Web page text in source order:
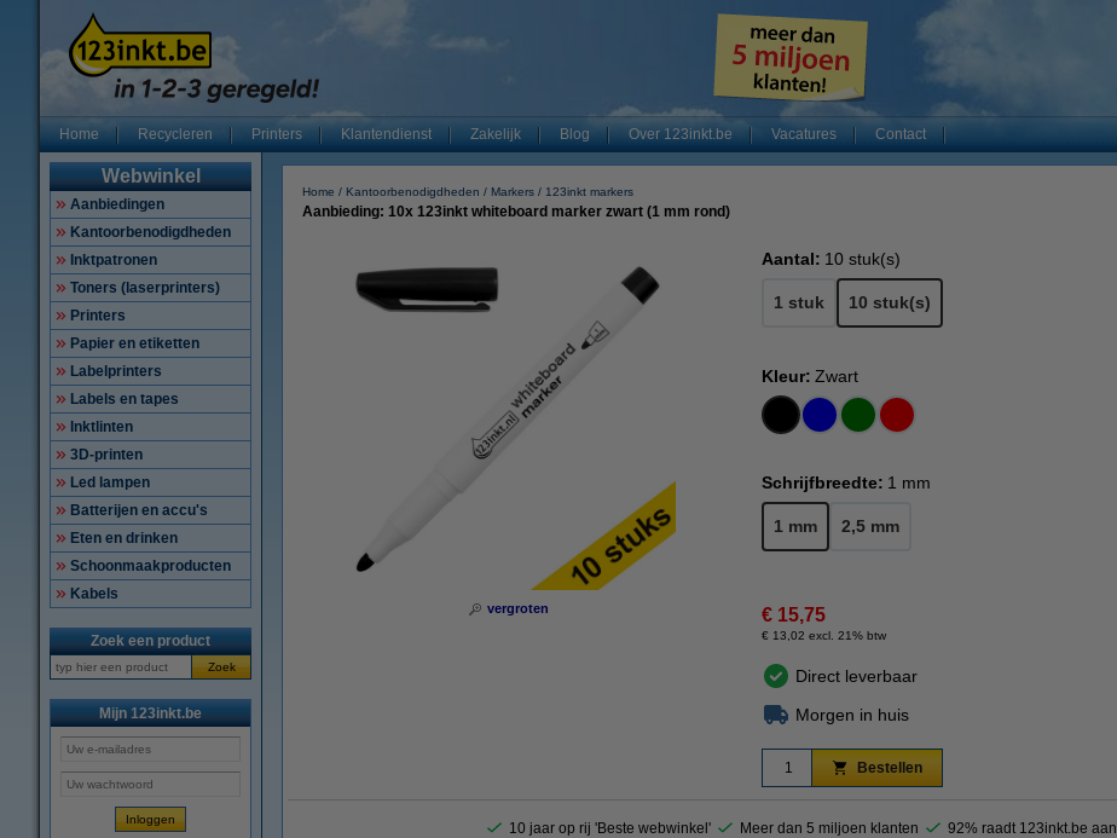
Home Recycleren Printers Klantendienst Zakelijk Blog Over 123inkt.be Vacatures Contact
Webwinkel
Aanbiedingen
Kantoorbenodigdheden
Inktpatronen
Toners (laserprinters)
Printers
Papier en etiketten
Labelprinters
Labels en tapes
Inktlinten
3D-printen
Led lampen
Batterijen en accu's
Eten en drinken
Schoonmaakproducten
Kabels
Zoek een product
Zoek
Mijn 123inkt.be
Home Kantoorbenodigdheden Markers 123inkt markers
Aanbieding: 10x 123inkt whiteboard marker zwart (1 mm rond)
vergroten
Aantal: 10 stuk(s)
1 stuk 10 stuk(s)
Kleur: Zwart
Schrijfbreedte: 1 mm
1 mm 2,5 mm
€ 15,75
€ 13,02 excl. 21% btw
Direct leverbaar
Morgen in huis
Bestellen
10 jaar op rij 'Beste webwinkel' Meer dan 5 miljoen klanten 92% raadt 123inkt.be aan